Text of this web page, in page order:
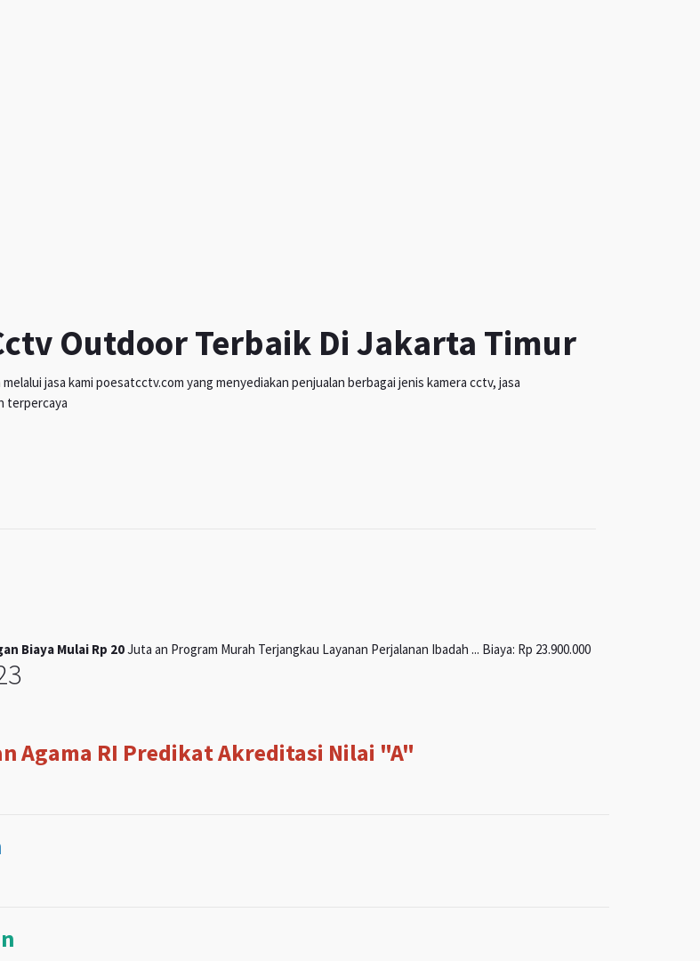
Outdoor Terbaik Di Jakarta Timur
jasa kami poesatcctv.com yang menyediakan penjualan berbagai jenis kamera cctv, jasa
terpercaya
Biaya Mulai Rp 20Juta an Program Murah Terjangkau Layanan Perjalanan Ibadah ... Biaya: Rp 23.900.000
Agama RI Predikat Akreditasi Nilai "A"